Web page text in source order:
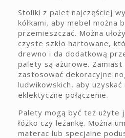
Stoliki z palet najczęściej
kółkami, aby mebel można
przemieszczać. Można
czyste szkło hartowane,
drewno i da dodatkową
palety są ażurowe. Zamiast
zastosować dekoracyjne
ludwikowskich, aby
eklektyczne połączenie.
Palety mogą być też użyte
łóżko czy leżankę. Można
materac lub specjalne